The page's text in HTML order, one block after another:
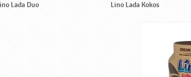
Lada Duo Lino Lada Kokos